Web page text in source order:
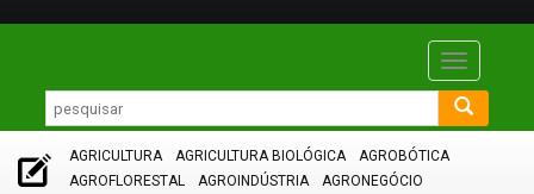
Toggle
AGRICULTURA AGRICULTURA BIOLÓGICA
AGROBÓTICA
AGROFLORESTAL
AGROINDÚSTRIA
AGRONEGÓCIO